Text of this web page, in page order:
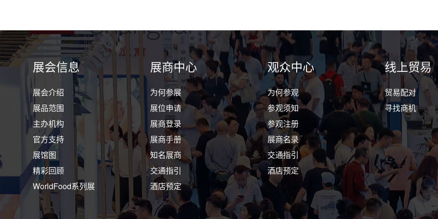
展会信息
展会介绍
展品范围
主办机构
官方支持
展馆图
精彩回顾
WorldFood系列展
展商中心
为何参展
展位申请
展商登录
展商手册
知名展商
交通指引
酒店预定
观众中心
为何参观
参观须知
参观注册
展商名录
交通指引
酒店预定
线上贸易
贸易配对
寻找商机